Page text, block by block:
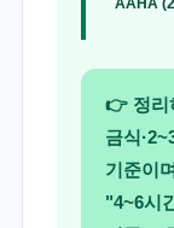
👉 정리
금식
기준이
"4~6시